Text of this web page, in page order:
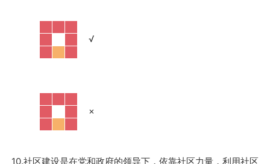
√
×
10.社区建设是在党和政府的领导下，依靠社区力量，利用社区